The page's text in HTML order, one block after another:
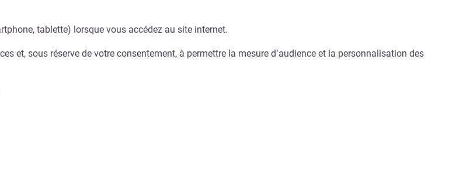
tablette) lorsque vous accédez au site internet.
et, sous réserve de votre consentement, à permettre la mesure d’audience et la personnalisation des